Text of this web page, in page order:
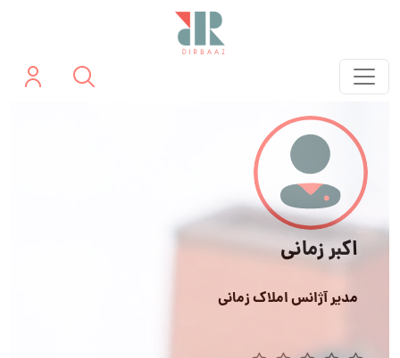
اکبر زمانی
مدیر آژانس املاک زمانی